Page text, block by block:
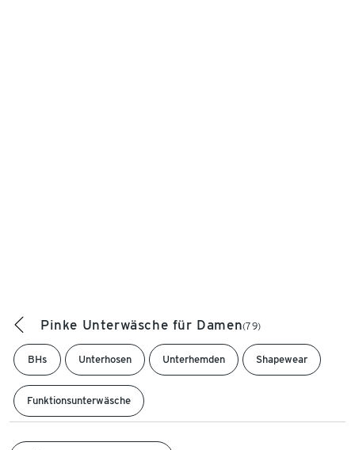
Pinke Unterwäsche für Damen(79)
BHs Unterhosen Unterhemden Shapewear
Funktionsunterwäsche